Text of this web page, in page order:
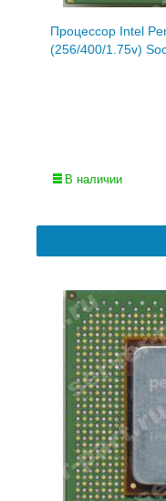
Процессор Intel
(256/400/1.75v)
В наличии